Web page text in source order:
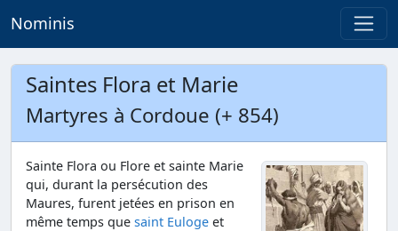
Nominis
Saintes Flora et Marie
Martyres à Cordoue (+ 854)
Sainte Flora ou Flore et sainte Marie
qui, durant la persécution des
Maures, furent jetées en prison en
même temps que saint Euloge et